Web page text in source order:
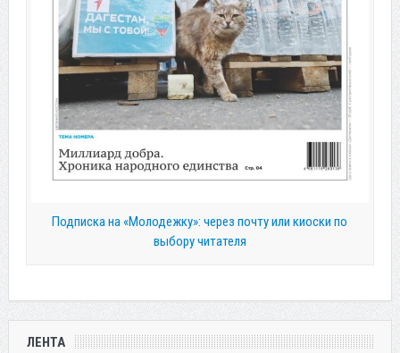
Подписка на «Молодежку»: через почту или киоски по
выбору читателя
ЛЕНТА